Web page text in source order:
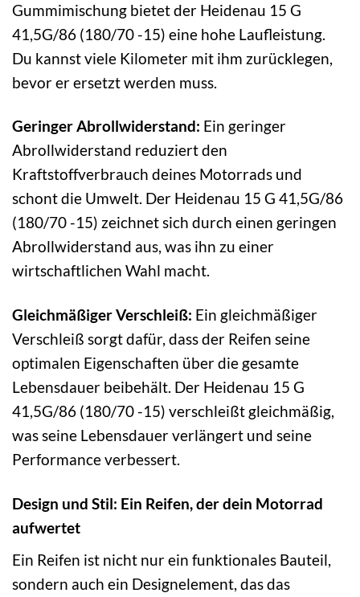
Gummimischung bietet der Heidenau 15 G
41,5G/86 (180/70 -15) eine hohe Laufleistung.
Du kannst viele Kilometer mit ihm zurücklegen,
bevor er ersetzt werden muss.
Geringer Abrollwiderstand: Ein geringer
Abrollwiderstand reduziert den
Kraftstoffverbrauch deines Motorrads und
schont die Umwelt. Der Heidenau 15 G 41,5G/86
(180/70 -15) zeichnet sich durch einen geringen
Abrollwiderstand aus, was ihn zu einer
wirtschaftlichen Wahl macht.
Gleichmäßiger Verschleiß: Ein gleichmäßiger
Verschleiß sorgt dafür, dass der Reifen seine
optimalen Eigenschaften über die gesamte
Lebensdauer beibehält. Der Heidenau 15 G
41,5G/86 (180/70 -15) verschleißt gleichmäßig,
was seine Lebensdauer verlängert und seine
Performance verbessert.
Design und Stil: Ein Reifen, der dein Motorrad
aufwertet
Ein Reifen ist nicht nur ein funktionales Bauteil,
sondern auch ein Designelement, das das